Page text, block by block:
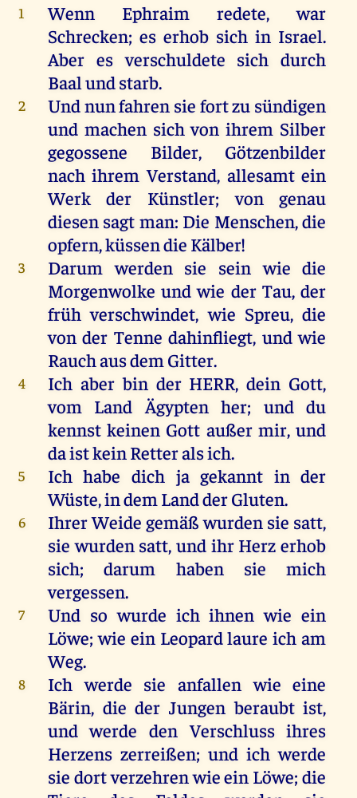
1 Wenn Ephraim redete,war
Schrecken; es erhob sich in Israel.
Aber esverschuldete sich durch
Baalundstarb.
2 Undnunfahren sie fortzu sündigen
und machen sich von ihrem Silber
gegossene
Bilder, Götzenbilder
nach ihrem Verstand, allesamt ein
Werk
der Künstler;von
genau
diesen sagt man: Die Menschen,die
opfern,küssendie Kälber!
3 Darum werden sie sein wie die
Morgenwolke und wie der Tau,der
früh verschwindet,wie Spreu,die
von der Tenne dahinfliegt, und wie
Rauchausdem Gitter.
4 Ich aber bin der HERR,dein Gott,
vom Land Ägypten her; und du
kennst keinen Gott außer mir,und
daistkeinRetteralsich.
5 Ich habe dich ja gekannt in der
Wüste,indem LandderGluten.
6 IhrerWeide gemäßwurden sie satt,
sie wurden satt,und ihr Herz erhob
sich;darum haben sie
mich
vergessen.
7 Und so wurde ich ihnen wie ein
Löwe;wie einLeopardlaure ich am
Weg.
8 Ich werde sie anfallenwie eine
Bärin, die der Jungen beraubt ist,
und werde den Verschlussihres
Herzens zerreißen; und ich werde
sie dortverzehrenwieein Löwe;die